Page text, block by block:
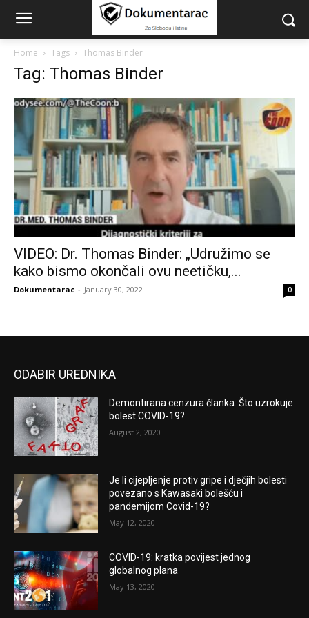
Home Tags Thomas Binder
Tag: Thomas Binder
VIDEO: Dr. Thomas Binder: „Udružimo se
kako bismo okončali ovu neetičku,...
Dokumentarac - January 30, 2022 0
ODABIR UREDNIKA
Demontirana cenzura članka: Što uzrokuje
bolest COVID-19?
August 2, 2020
Je li cijepljenje protiv gripe i dječjih bolesti
povezano s Kawasaki bolešću i
pandemijom Covid-19?
May 12, 2020
COVID-19: kratka povijest jednog
globalnog plana
May 13, 2020